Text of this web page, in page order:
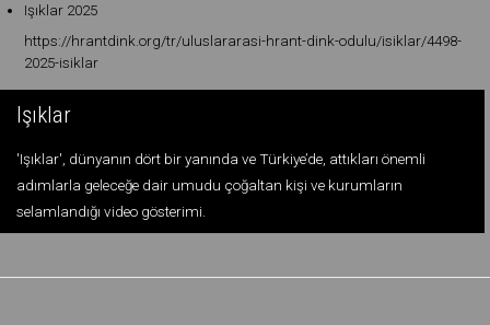
Işıklar 2025
https://hrantdink.org/tr/uluslararasi-hrant-dink-odulu/isiklar/4498-
2025-isiklar
Işıklar
'Işıklar', dünyanın dört bir yanında ve Türkiye’de, attıkları önemli
adımlarla geleceğe dair umudu çoğaltan kişi ve kurumların
selamlandığı video gösterimi.